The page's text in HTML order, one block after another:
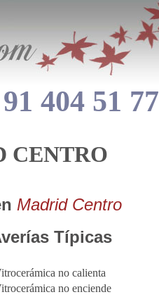
91 404 51 77
CENTRO
Madrid Centro
Típicas
no calienta
no enciende